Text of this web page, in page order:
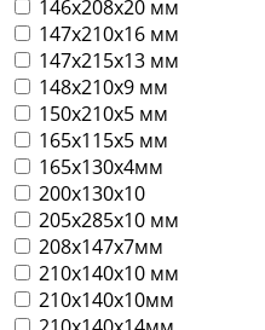
146х208х20 мм
147х210х16 мм
147х215х13 мм
148х210х9 мм
150х210х5 мм
165х115х5 мм
165х130х4мм
200х130х10
205х285х10 мм
208х147х7мм
210х140х10 мм
210х140х10мм